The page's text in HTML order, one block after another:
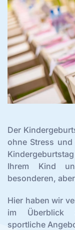
Der
ohne Stress und
Ihrem Kind
besonderen,
Hier haben wir
im Überblick
sportliche